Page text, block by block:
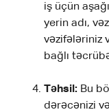
iş üçün
yerin adı,
vəzifələriniz
bağlı
Təhsil: Bu
dərəcənizi